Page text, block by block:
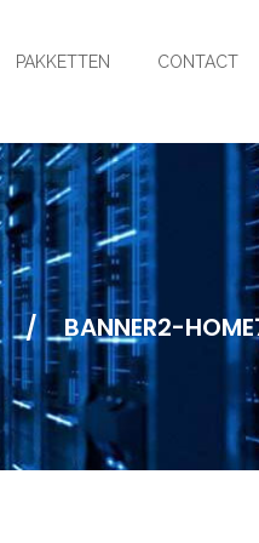
PAKKETTEN CONTACT
/ BANNER2-